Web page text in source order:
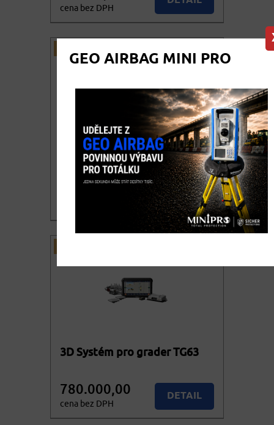
GEO AIRBAG MINI PRO
cena bez DPH
KOUPIT
Laserový dálkoměr Leica
DISTO D5 Měřická sada
DETAIL
KOUPIT
3D Systém pro grader TG63
780.000,00
cena bez DPH
DETAIL
KOUPIT